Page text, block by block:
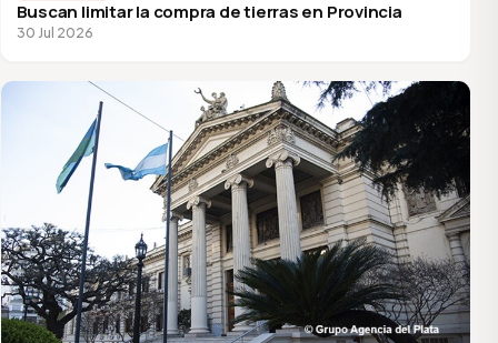
Buscan limitar la compra de tierras en Provincia
30 Jul 2026